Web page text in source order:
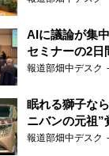
AIに議論が集
セミナーの2日
報道部畑中デスク
眠れる獅子な
ニバンの元祖”
報道部畑中デスク